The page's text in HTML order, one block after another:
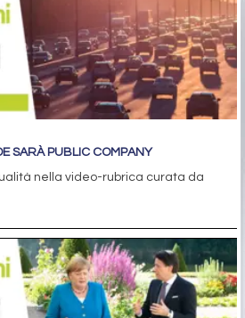
SARÀ PUBLIC COMPANY
nella video-rubrica curata da